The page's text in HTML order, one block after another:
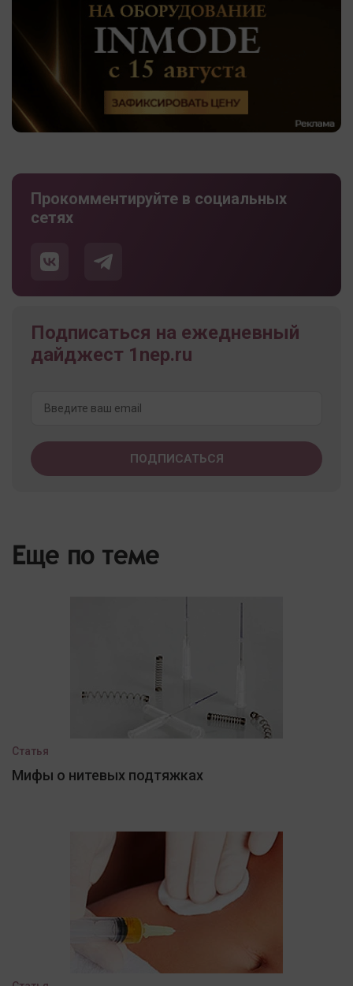
Прокомментируйте в социальных
сетях
Подписаться на ежедневный
дайджест 1nep.ru
Еще по теме
Статья
Мифы о нитевых подтяжках